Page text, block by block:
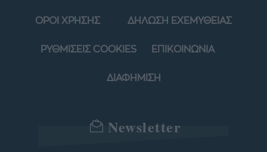
ΟΡΟΙ ΧΡΗΣΗΣ ΔΗΛΩΣΗ ΕΧΕΜΥΘΕΙΑΣ
ΡΥΘΜΙΣΕΙΣ COOKIES ΕΠΙΚΟΙΝΩΝΙΑ
ΔΙΑΦΗΜΙΣΗ
Newsletter